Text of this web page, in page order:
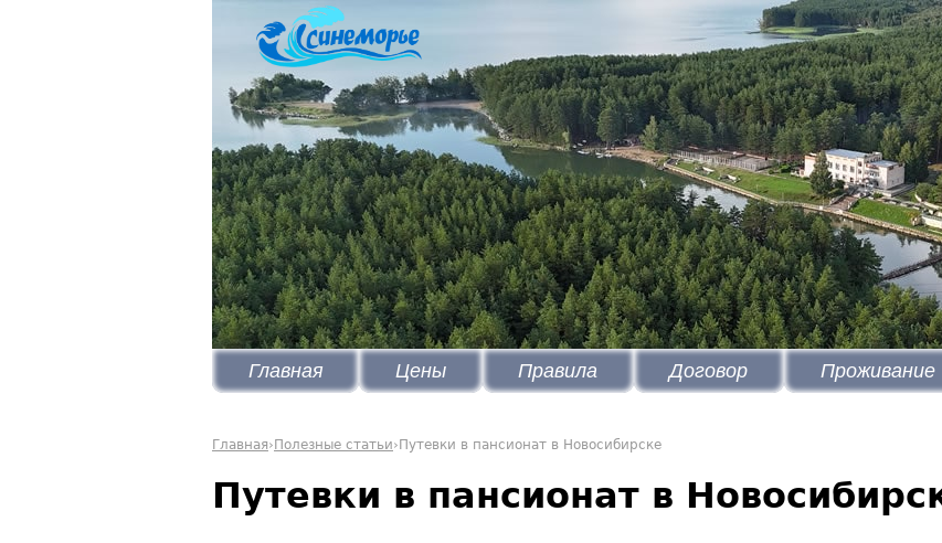
Главная Цены Правила Договор Проживание
Главная› Полезные статьи› Путевки в пансионат в Новосибирске
Путевки в пансионат в